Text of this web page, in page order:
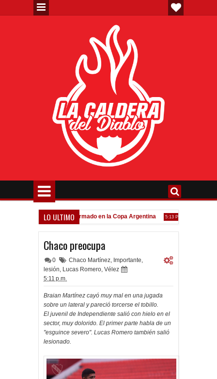
LO ULTIMO
Todo confirmado en la Copa Argentina 5:13 PM Goleada
Chaco preocupa
0 Chaco Martínez, Importante,
lesión, Lucas Romero, Vélez
5:11 p.m.
Braian Martínez cayó muy mal en una jugada
sobre un lateral y pareció torcerse el tobillo.
El juvenil de Independiente salió con hielo en el
sector, muy dolorido. El primer parte habla de un
"esguince severo". Lucas Romero también salió
lesionado.